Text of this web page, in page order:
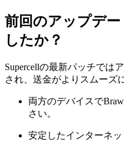
前回のアップデ
したか？
Supercellの最新パッチでは
され、送金がよりスムーズ
両方のデバイスで
さい。
安定したインターネッ